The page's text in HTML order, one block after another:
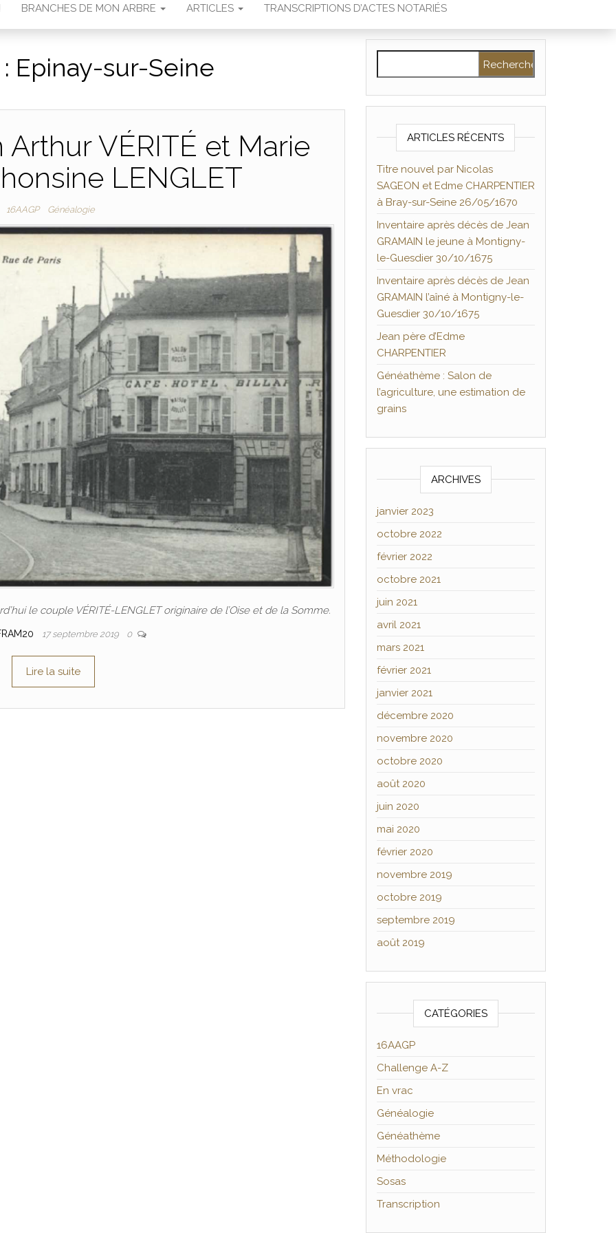
BRANCHES DE MON ARBRE ARTICLES TRANSCRIPTIONS D’ACTES NOTARIÉS
Epinay-sur-Seine
Arthur VÉRITÉ et Marie
LENGLET
16AAGP Généalogie
le couple VÉRITÉ-LENGLET originaire de l’Oise et de la Somme.
17 septembre 2019 0
Lire la suite
ARTICLES RÉCENTS
Titre nouvel par Nicolas
SAGEON et Edme CHARPENTIER
à Bray-sur-Seine 26/05/1670
Inventaire après décès de Jean
GRAMAIN le jeune à Montigny-
le-Guesdier 30/10/1675
Inventaire après décès de Jean
GRAMAIN l’aîné à Montigny-le-
Guesdier 30/10/1675
Jean père d’Edme
CHARPENTIER
Généathème : Salon de
l’agriculture, une estimation de
grains
ARCHIVES
janvier 2023
octobre 2022
février 2022
octobre 2021
juin 2021
avril 2021
mars 2021
février 2021
janvier 2021
décembre 2020
novembre 2020
octobre 2020
août 2020
juin 2020
mai 2020
février 2020
novembre 2019
octobre 2019
septembre 2019
août 2019
CATÉGORIES
16AAGP
Challenge A-Z
En vrac
Généalogie
Généathème
Méthodologie
Sosas
Transcription